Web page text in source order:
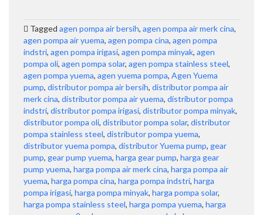
Tagged agen pompa air bersih, agen pompa air merk cina,
agen pompa air yuema, agen pompa cina, agen pompa
indstri, agen pompa irigasi, agen pompa minyak, agen
pompa oli, agen pompa solar, agen pompa stainless steel,
agen pompa yuema, agen yuema pompa, Agen Yuema
pump, distributor pompa air bersih, distributor pompa air
merk cina, distributor pompa air yuema, distributor pompa
indstri, distributor pompa irigasi, distributor pompa minyak,
distributor pompa oli, distributor pompa solar, distributor
pompa stainless steel, distributor pompa yuema,
distributor yuema pompa, distributor Yuema pump, gear
pump, gear pump yuema, harga gear pump, harga gear
pump yuema, harga pompa air merk cina, harga pompa air
yuema, harga pompa cina, harga pompa indstri, harga
pompa irigasi, harga pompa minyak, harga pompa solar,
harga pompa stainless steel, harga pompa yuema, harga